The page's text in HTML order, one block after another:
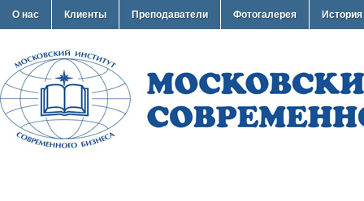
О нас Клиенты Преподаватели Фотогалерея История